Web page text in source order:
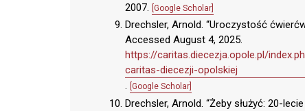
2007.
[Google Scholar]
Drechsler, Arnold. “Uroczystość
Accessed August 4, 2025.
https://caritas.diecezja.opole.pl/
caritas-diecezji-opolskiej
. [Google Scholar]
Drechsler, Arnold. “Żeby służyć: 20-